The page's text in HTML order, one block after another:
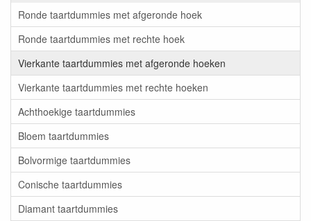
Ronde taartdummies met afgeronde hoek
Ronde taartdummies met rechte hoek
Vierkante taartdummies met afgeronde hoeken
Vierkante taartdummies met rechte hoeken
Achthoekige taartdummies
Bloem taartdummies
Bolvormige taartdummies
Conische taartdummies
Diamant taartdummies